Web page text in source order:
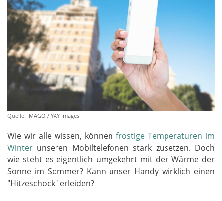
Quelle: IMAGO / YAY Images
Wie wir alle wissen, können frostige Temperaturen im
Winter unseren Mobiltelefonen stark zusetzen. Doch
wie steht es eigentlich umgekehrt mit der Wärme der
Sonne im Sommer? Kann unser Handy wirklich einen
"Hitzeschock" erleiden?